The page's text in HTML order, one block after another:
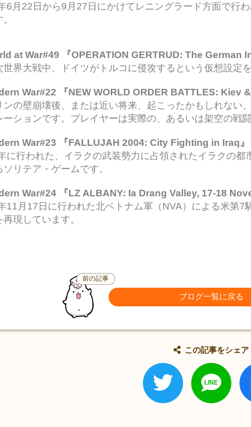
6月22日から9月27日にかけてレニングラード方面で行
at War#49 『OPERATION GERTRUD: The German
世界大戦中、ドイツがトルコに侵攻するという仮想設定
War#22 『NEW WORLD ORDER BATTLES: Kiev
ンの壁崩壊後、または近い将来、起こったかもしれない
ーションです。プレイヤーは実際の、あるいは架空の戦
War#23 『FALLUJAH 2004: City Fighting in Iraq』
に行われた、イラクの武装勢力に占領されたイラクの
ソリテア・ゲームです。
War#24 『LZ ALBANY: Ia Drang Valley, 17-18
11月17日に行われた北ベトナム軍（NVA）による米第
現しています。
前の記事
ブログ一覧に戻る
この記事をシェア